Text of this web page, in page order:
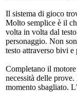
Il sistema di gioco
Molto semplice è il
volta in volta dal
personaggio. Non
testo attraverso bivi
Completano il
necessità delle
momento sbagliato.